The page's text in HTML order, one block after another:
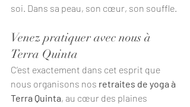
soi. Dans sa peau, son cœur, son souffle.
Venez pratiquer avec nous à
Terra Quinta
C’est exactement dans cet esprit que
nous organisons nos retraites de yoga à
Terra Quinta, au cœur des plaines